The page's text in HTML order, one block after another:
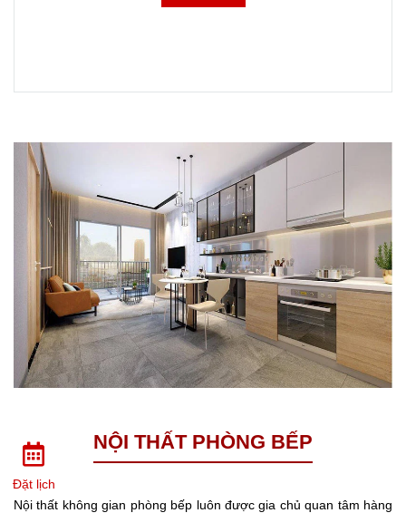
NỘI THẤT PHÒNG BẾP
Nội thất không gian phòng bếp luôn được gia chủ quan tâm hàng
Đặt lịch